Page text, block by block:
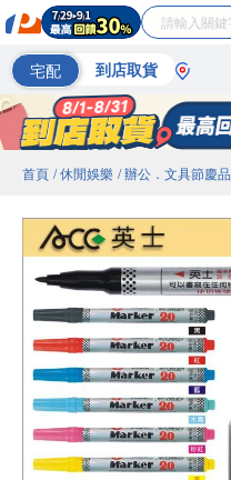
宅配 到店取貨
首頁 / 休閒娛樂 / 辦公．文具節慶品